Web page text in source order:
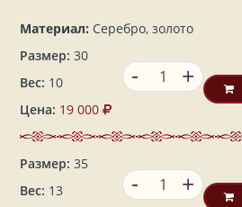
Материал: Серебро, золото
Размер: 30
Вес: 10
Цена: 19 000
+
-
Размер: 35
Вес: 13
+
-